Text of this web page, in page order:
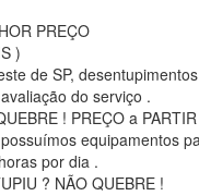
PREÇO
)
de SP,
do serviço .
! PREÇO a
por dia .
? NÃO QUEBRE !